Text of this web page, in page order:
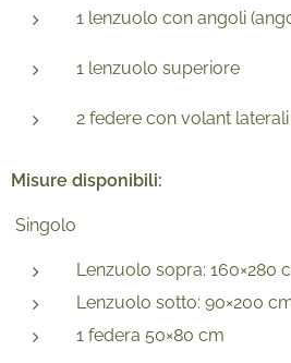
1 lenzuolo con angoli
1 lenzuolo superiore
2 federe con volant
Misure disponibili:
Singolo
Lenzuolo sopra: 160×280
Lenzuolo sotto: 90×200
1 federa 50×80 cm